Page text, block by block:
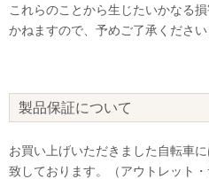
これらのことから生じたいかなる
かねますので、予めご了承ください
製品保証について
お買い上げいただきました自転車
致しております。（アウトレット・